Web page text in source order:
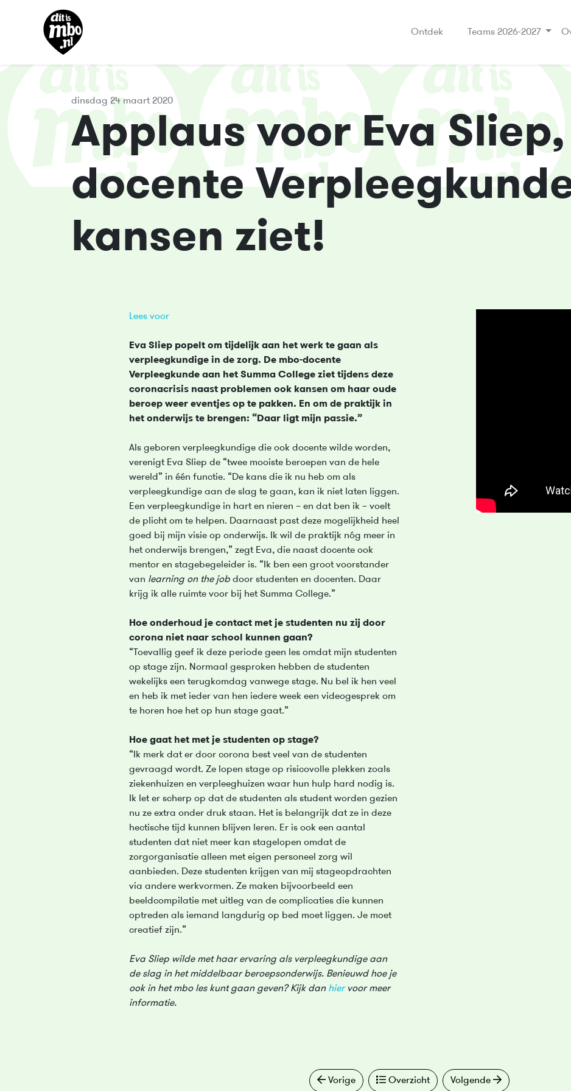
Ontdek Teams 2026-2027
dinsdag 24 maart 2020
Applaus voor Eva Sliep,
docente
kansen ziet!
Lees voor
Eva Sliep popelt om tijdelijk aan het werk te gaan als
verpleegkundige in de zorg. De mbo-docente
Verpleegkunde aan het Summa College ziet tijdens deze
coronacrisis naast problemen ook kansen om haar oude
beroep weer eventjes op te pakken. En om de praktijk in
het onderwijs te brengen: “Daar ligt mijn passie.”
Als geboren verpleegkundige die ook docente wilde worden,
verenigt Eva Sliep de “twee mooiste beroepen van de hele
wereld” in één functie. “De kans die ik nu heb om als
verpleegkundige aan de slag te gaan, kan ik niet laten liggen.
Een verpleegkundige in hart en nieren – en dat ben ik – voelt
de plicht om te helpen. Daarnaast past deze mogelijkheid heel
goed bij mijn visie op onderwijs. Ik wil de praktijk nóg meer in
het onderwijs brengen,” zegt Eva, die naast docente ook
mentor en stagebegeleider is. “Ik ben een groot voorstander
van learning on the job door studenten en docenten. Daar
krijg ik alle ruimte voor bij het Summa College.”
Hoe onderhoud je contact met je studenten nu zij door
corona niet naar school kunnen gaan?
“Toevallig geef ik deze periode geen les omdat mijn studenten
op stage zijn. Normaal gesproken hebben de studenten
wekelijks een terugkomdag vanwege stage. Nu bel ik hen veel
en heb ik met ieder van hen iedere week een videogesprek om
te horen hoe het op hun stage gaat.”
Hoe gaat het met je studenten op stage?
“Ik merk dat er door corona best veel van de studenten
gevraagd wordt. Ze lopen stage op risicovolle plekken zoals
ziekenhuizen en verpleeghuizen waar hun hulp hard nodig is.
Ik let er scherp op dat de studenten als student worden gezien
nu ze extra onder druk staan. Het is belangrijk dat ze in deze
hectische tijd kunnen blijven leren. Er is ook een aantal
studenten dat niet meer kan stagelopen omdat de
zorgorganisatie alleen met eigen personeel zorg wil
aanbieden. Deze studenten krijgen van mij stageopdrachten
via andere werkvormen. Ze maken bijvoorbeeld een
beeldcompilatie met uitleg van de complicaties die kunnen
optreden als iemand langdurig op bed moet liggen. Je moet
creatief zijn.”
Eva Sliep wilde met haar ervaring als verpleegkundige aan
de slag in het middelbaar beroepsonderwijs. Benieuwd hoe je
ook in het mbo les kunt gaan geven? Kijk dan hiervoor meer
informatie.
Vorige Overzicht Volgende